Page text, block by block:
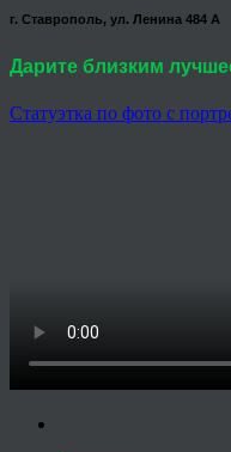
г. Ставрополь, ул. Ленина 484 А
Дарите близким
Статуэтка по фото с